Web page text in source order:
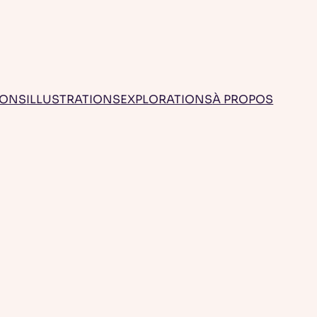
ILLUSTRATIONSEXPLORATIONSÀ PROPOS